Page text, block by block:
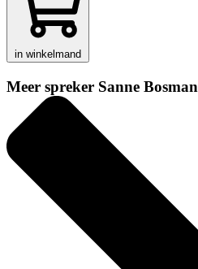
in winkelmand
Meer spreker Sanne Bosman